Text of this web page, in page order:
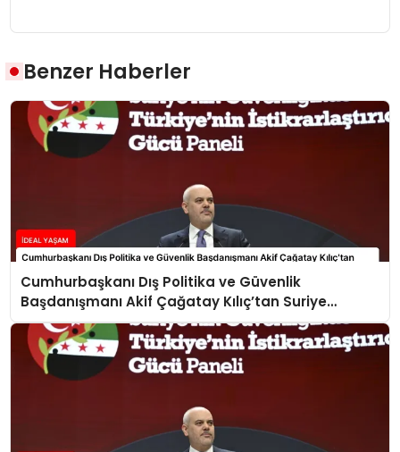
Benzer Haberler
Cumhurbaşkanı Dış Politika ve Güvenlik
Başdanışmanı Akif Çağatay Kılıç’tan Suriye
Panelinde Önemli Açıklamalar